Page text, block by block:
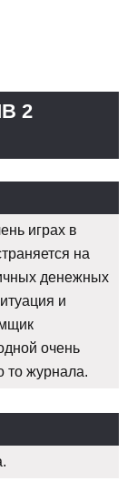
2
играх в
на
денежных
и
очень
то журнала.